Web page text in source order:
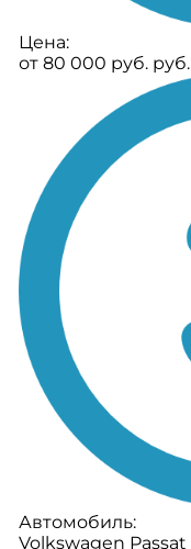
Цена:
от 80 000 руб. руб.
Автомобиль:
Volkswagen Passat